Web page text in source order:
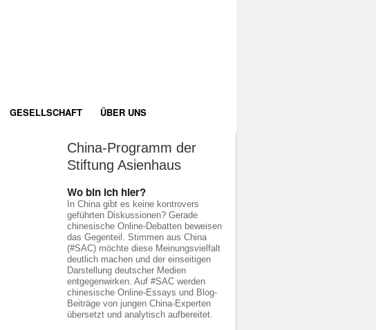
GESELLSCHAFT ÜBER UNS
China-Programm der
Stiftung Asienhaus
Wo bin ich hier?
In China gibt es keine kontrovers
geführten Diskussionen? Gerade
chinesische Online-Debatten beweisen
das Gegenteil. Stimmen aus China
(#SAC) möchte diese Meinungsvielfalt
deutlich machen und der einseitigen
Darstellung deutscher Medien
entgegenwirken. Auf #SAC werden
chinesische Online-Essays und Blog-
Beiträge von jungen China-Experten
übersetzt und analytisch aufbereitet.